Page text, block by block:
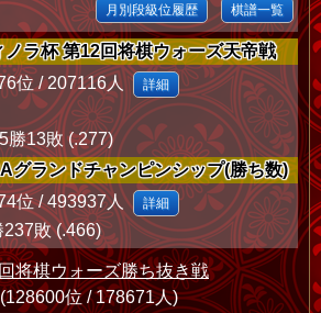
月別段級位履歴 棋譜一覧
ラ杯 第12回将棋ウォーズ天帝戦
位 / 207116人 詳細
勝13敗 (.277)
グランドチャンピンシップ(勝ち数)
位 / 493937人 詳細
敗 (.466)
将棋ウォーズ勝ち抜き戦
位 / 178671人)